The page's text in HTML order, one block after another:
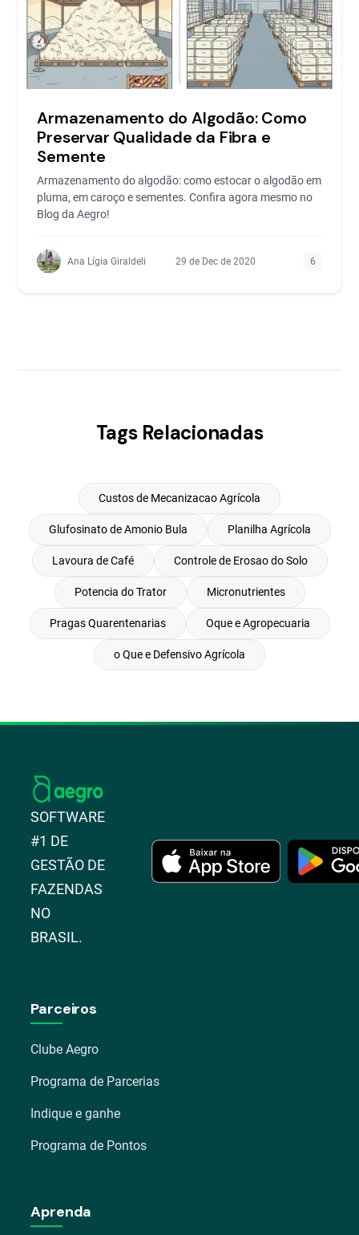
Armazenamento do Algodão: Como
Preservar Qualidade da Fibra e
Semente
Armazenamento do algodão: como estocar o algodão em
pluma, em caroço e sementes. Confira agora mesmo no
Blog da Aegro!
Ana Lígia Giraldeli 29 de Dec de 2020 6
Tags Relacionadas
Custos de Mecanizacao Agrícola
Glufosinato de Amonio Bula Planilha Agrícola
Lavoura de Café Controle de Erosao do Solo
Potencia do Trator Micronutrientes
Pragas Quarentenarias Oque e Agropecuaria
o Que e Defensivo Agrícola
SOFTWARE
#1 DE
GESTÃO DE
FAZENDAS
NO
BRASIL.
Parceiros
Clube Aegro
Programa de Parcerias
Indique e ganhe
Programa de Pontos
Aprenda